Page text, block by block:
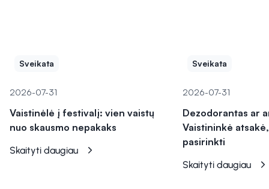
Sveikata
2026-07-31
Vaistinėlė į festivalį: vien vaistų
nuo skausmo nepakaks
Skaityti daugiau
Sveikata
2026-07-31
Dezodorantas ar
Vaistininkė
pasirinkti
Skaityti daugiau